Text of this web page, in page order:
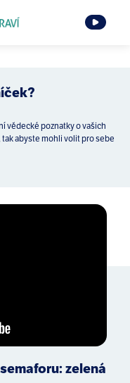
vědecké poznatky o vašich
abyste mohli volit pro sebe
zelená